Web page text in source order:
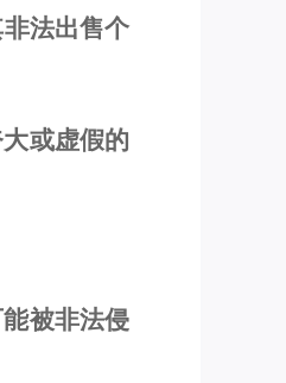
法出售个
或虚假的
被非法侵